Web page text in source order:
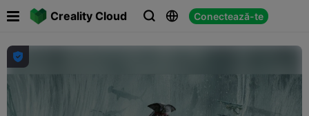
Creality Cloud   Conectează-te
 
